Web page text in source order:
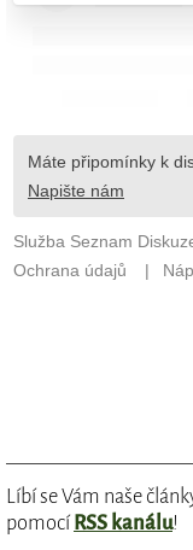
Líbí se Vám naše
pomocí RSS kanálu!